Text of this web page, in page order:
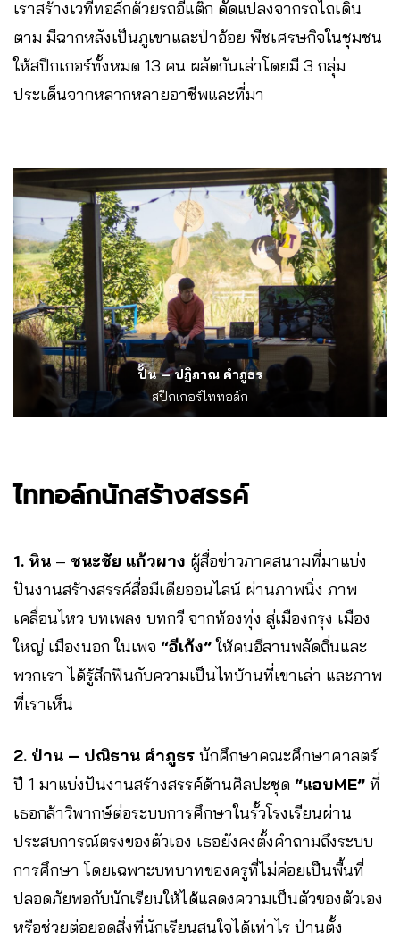
เราสร้างเวทีทอล์กด้วยรถอีแต๊ก ดัดแปลงจากรถไถเดิน
ตาม มีฉากหลังเป็นภูเขาและป่าอ้อย พืชเศรษกิจในชุมชน
ให้สปีกเกอร์ทั้งหมด 13 คน ผลัดกันเล่าโดยมี 3 กลุ่ม
ประเด็นจากหลากหลายอาชีพและที่มา
ปั้น – ปฎิภาณ คำภูธร
สปีกเกอร์ไททอล์ก
ไททอล์กนักสร้างสรรค์
1. หิน – ชนะชัย แก้วผาง ผู้สื่อข่าวภาคสนามที่มาแบ่ง
ปันงานสร้างสรรค์สื่อมีเดียออนไลน์ ผ่านภาพนิ่ง ภาพ
เคลื่อนไหว บทเพลง บทกวี จากท้องทุ่ง สู่เมืองกรุง เมือง
ใหญ่ เมืองนอก ในเพจ “อีเก้ง”ให้คนอีสานพลัดถิ่นและ
พวกเรา ได้รู้สึกฟินกับความเป็นไทบ้านที่เขาเล่า และภาพ
ที่เราเห็น
2. ป่าน – ปณิธาน คำภูธร นักศึกษาคณะศึกษาศาสตร์
ปี 1 มาแบ่งปันงานสร้างสรรค์ด้านศิลปะชุด “แอบME” ที่
เธอกล้าวิพากษ์ต่อระบบการศึกษาในรั้วโรงเรียนผ่าน
ประสบการณ์ตรงของตัวเอง เธอยังคงตั้งคำถามถึงระบบ
การศึกษา โดยเฉพาะบทบาทของครูที่ไม่ค่อยเป็นพื้นที่
ปลอดภัยพอกับนักเรียนให้ได้แสดงความเป็นตัวของตัวเอง
หรือช่วยต่อยอดสิ่งที่นักเรียนสนใจได้เท่าไร ป่านตั้ง